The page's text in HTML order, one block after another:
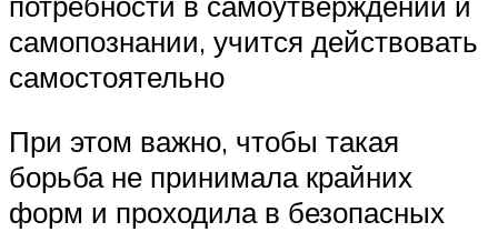
самопознании, учится действовать
самостоятельно
При этом важно, чтобы такая
борьба не принимала крайних
форм и проходила в безопасных